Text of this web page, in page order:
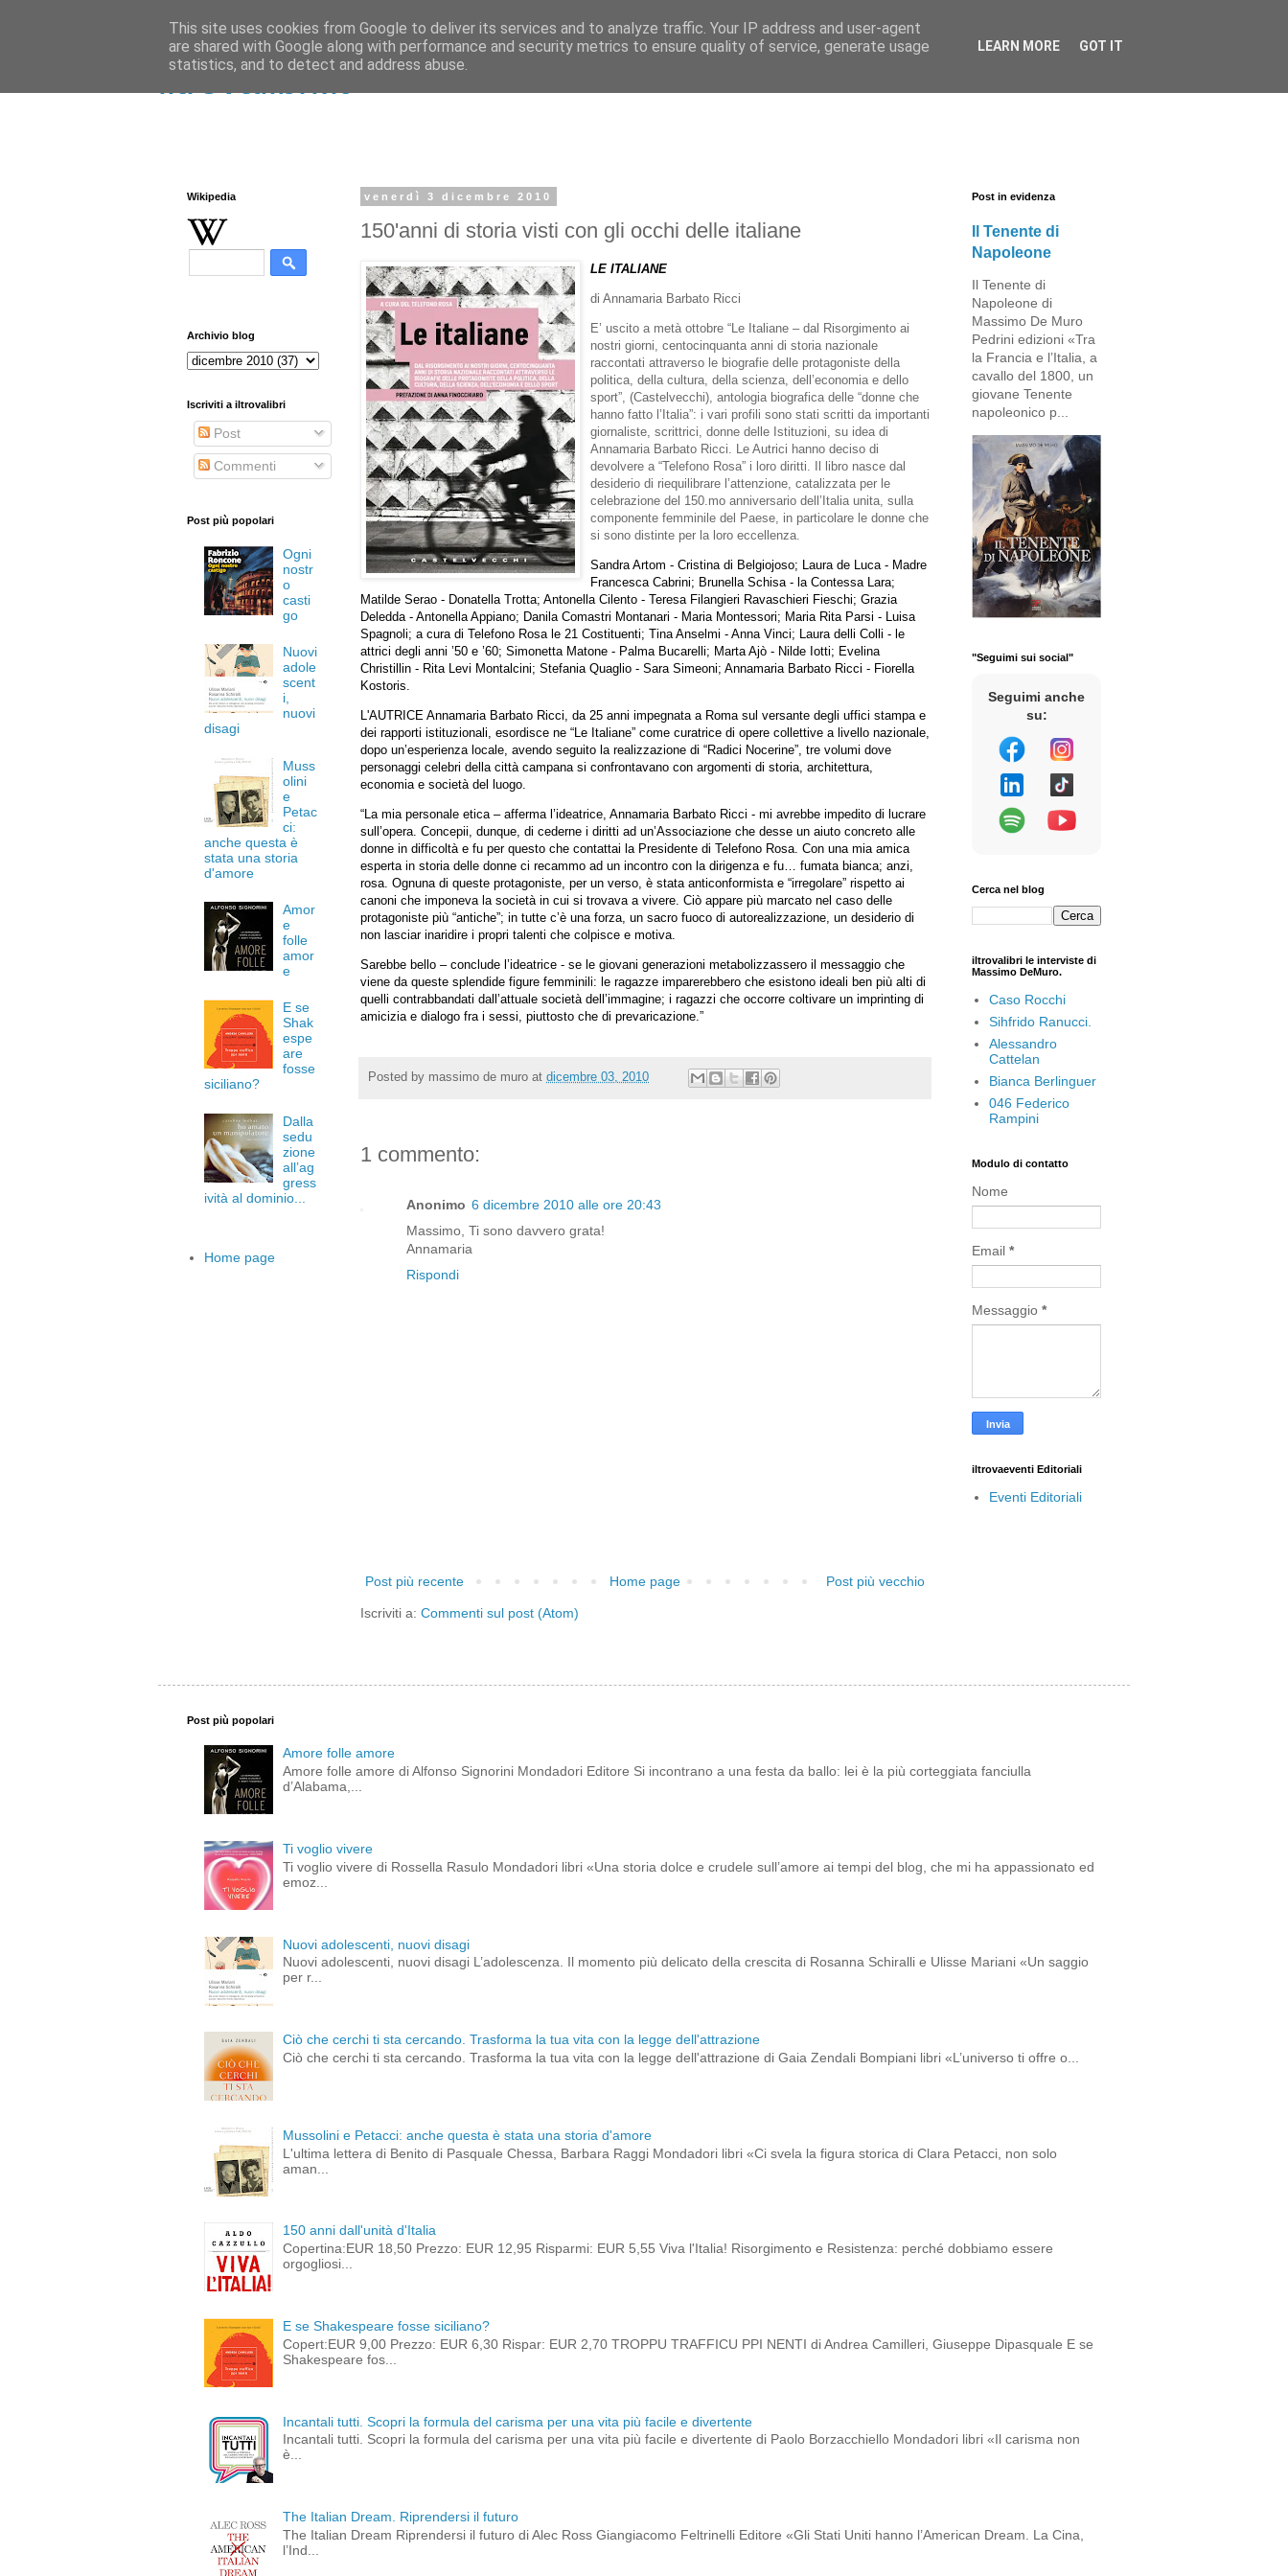
iltrovalibri.it
venerdì 3 dicembre 2010
150'anni di storia visti con gli occhi delle italiane
LE ITALIANE
di Annamaria Barbato Ricci
E’ uscito a metà ottobre “Le Italiane – dal Risorgimento ai
nostri giorni, centocinquanta anni di storia nazionale
raccontati attraverso le biografie delle protagoniste della
politica, della cultura, della scienza, dell’economia e dello
sport”, (Castelvecchi), antologia biografica delle “donne che
hanno fatto l’Italia”: i vari profili sono stati scritti da importanti
giornaliste, scrittrici, donne delle Istituzioni, su idea di
Annamaria Barbato Ricci. Le Autrici hanno deciso di
devolvere a “Telefono Rosa” i loro diritti. Il libro nasce dal
desiderio di riequilibrare l’attenzione, catalizzata per le
celebrazione del 150.mo anniversario dell’Italia unita, sulla
componente femminile del Paese, in particolare le donne che
si sono distinte per la loro eccellenza.
Sandra Artom - Cristina di Belgiojoso; Laura de Luca - Madre
Francesca Cabrini; Brunella Schisa - la Contessa Lara;
Matilde Serao - Donatella Trotta; Antonella Cilento - Teresa Filangieri Ravaschieri Fieschi; Grazia
Deledda - Antonella Appiano; Danila Comastri Montanari - Maria Montessori; Maria Rita Parsi - Luisa
Spagnoli; a cura di Telefono Rosa le 21 Costituenti; Tina Anselmi - Anna Vinci; Laura delli Colli - le
attrici degli anni ’50 e ’60; Simonetta Matone - Palma Bucarelli; Marta Ajò - Nilde Iotti; Evelina
Christillin - Rita Levi Montalcini; Stefania Quaglio - Sara Simeoni; Annamaria Barbato Ricci - Fiorella
Kostoris.
L'AUTRICE Annamaria Barbato Ricci, da 25 anni impegnata a Roma sul versante degli uffici stampa e
dei rapporti istituzionali, esordisce ne “Le Italiane” come curatrice di opere collettive a livello nazionale,
dopo un’esperienza locale, avendo seguito la realizzazione di “Radici Nocerine”, tre volumi dove
personaggi celebri della città campana si confrontavano con argomenti di storia, architettura,
economia e società del luogo.
“La mia personale etica – afferma l’ideatrice, Annamaria Barbato Ricci - mi avrebbe impedito di lucrare
sull’opera. Concepii, dunque, di cederne i diritti ad un’Associazione che desse un aiuto concreto alle
donne in difficoltà e fu per questo che contattai la Presidente di Telefono Rosa. Con una mia amica
esperta in storia delle donne ci recammo ad un incontro con la dirigenza e fu… fumata bianca; anzi,
rosa. Ognuna di queste protagoniste, per un verso, è stata anticonformista e “irregolare” rispetto ai
canoni che imponeva la società in cui si trovava a vivere. Ciò appare più marcato nel caso delle
protagoniste più “antiche”; in tutte c’è una forza, un sacro fuoco di autorealizzazione, un desiderio di
non lasciar inaridire i propri talenti che colpisce e motiva.
Sarebbe bello – conclude l’ideatrice - se le giovani generazioni metabolizzassero il messaggio che
viene da queste splendide figure femminili: le ragazze imparerebbero che esistono ideali ben più alti di
quelli contrabbandati dall’attuale società dell’immagine; i ragazzi che occorre coltivare un imprinting di
amicizia e dialogo fra i sessi, piuttosto che di prevaricazione.”
Posted by massimo de muro at dicembre 03, 2010
1 commento:
Anonimo 6 dicembre 2010 alle ore 20:43
Massimo, Ti sono davvero grata!
Annamaria
Rispondi
Post più recente Post più vecchio
Home page
Iscriviti a: Commenti sul post (Atom)
Wikipedia
Archivio blog
Iscriviti a iltrovalibri
Post
Commenti
Post più popolari
Ogni
nostr
o
casti
go
Nuovi
adole
scent
i,
nuovi
disagi
Muss
olini
e
Petac
ci:
anche questa è
stata una storia
d'amore
Amor
e
folle
amor
e
E se
Shak
espe
are
fosse
siciliano?
Dalla
sedu
zione
all’ag
gress
ività al dominio...
Home page
Post in evidenza
Il Tenente di
Napoleone
Il Tenente di
Napoleone di
Massimo De Muro
Pedrini edizioni «Tra
la Francia e l’Italia, a
cavallo del 1800, un
giovane Tenente
napoleonico p...
"Seguimi sui social"
Seguimi anche
su:
Cerca nel blog
iltrovalibri le interviste di
Massimo DeMuro.
Caso Rocchi
Sihfrido Ranucci.
Alessandro
Cattelan
Bianca Berlinguer
046 Federico
Rampini
Modulo di contatto
Nome
Email *
Messaggio *
iltrovaeventi Editoriali
Eventi Editoriali
Post più popolari
Amore folle amore
Amore folle amore di Alfonso Signorini Mondadori Editore Si incontrano a una festa da ballo: lei è la più corteggiata fanciulla
d’Alabama,...
Ti voglio vivere
Ti voglio vivere di Rossella Rasulo Mondadori libri «Una storia dolce e crudele sull’amore ai tempi del blog, che mi ha appassionato ed
emoz...
Nuovi adolescenti, nuovi disagi
Nuovi adolescenti, nuovi disagi L’adolescenza. Il momento più delicato della crescita di Rosanna Schiralli e Ulisse Mariani «Un saggio
per r...
Ciò che cerchi ti sta cercando. Trasforma la tua vita con la legge dell'attrazione
Ciò che cerchi ti sta cercando. Trasforma la tua vita con la legge dell'attrazione di Gaia Zendali Bompiani libri «L’universo ti offre o...
Mussolini e Petacci: anche questa è stata una storia d'amore
L'ultima lettera di Benito di Pasquale Chessa, Barbara Raggi Mondadori libri «Ci svela la figura storica di Clara Petacci, non solo
aman...
150 anni dall'unità d'Italia
Copertina:EUR 18,50 Prezzo: EUR 12,95 Risparmi: EUR 5,55 Viva l'Italia! Risorgimento e Resistenza: perché dobbiamo essere
orgogliosi...
E se Shakespeare fosse siciliano?
Copert:EUR 9,00 Prezzo: EUR 6,30 Rispar: EUR 2,70 TROPPU TRAFFICU PPI NENTI di Andrea Camilleri, Giuseppe Dipasquale E se
Shakespeare fos...
Incantali tutti. Scopri la formula del carisma per una vita più facile e divertente
Incantali tutti. Scopri la formula del carisma per una vita più facile e divertente di Paolo Borzacchiello Mondadori libri «Il carisma non
è...
The Italian Dream. Riprendersi il futuro
The Italian Dream Riprendersi il futuro di Alec Ross Giangiacomo Feltrinelli Editore «Gli Stati Uniti hanno l’American Dream. La Cina,
l’Ind...
This site uses cookies from Google to deliver its services and to analyze traffic. Your IP address and user-agent
are shared with Google along with performance and security metrics to ensure quality of service, generate usage
statistics, and to detect and address abuse.
LEARN MORE GOT IT